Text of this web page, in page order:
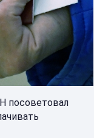
посоветовал